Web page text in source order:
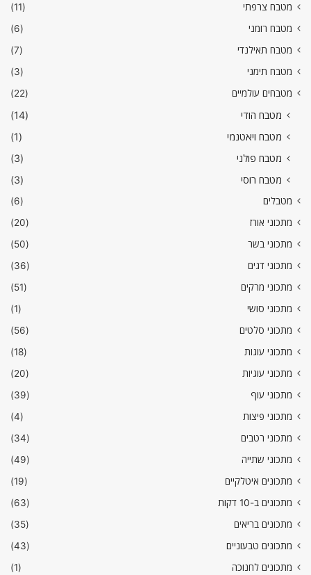
מטבח צרפתי
(11)
מטבח רומני
(6)
מטבח תאילנדי
(7)
מטבח תימני
(3)
מטבחים עולמיים
(22)
מטבח הודי
(14)
מטבח ויאטנמי
(1)
מטבח פולני
(3)
מטבח רוסי
(3)
מטבלים
(6)
מתכוני אורז
(20)
מתכוני בשר
(50)
מתכוני דגים
(36)
מתכוני מרקים
(51)
מתכוני סושי
(1)
מתכוני סלטים
(56)
מתכוני עוגות
(18)
מתכוני עוגיות
(20)
מתכוני עוף
(39)
מתכוני פיצות
(4)
מתכוני רטבים
(34)
מתכוני שתייה
(49)
מתכונים איטלקיים
(19)
מתכונים ב-10 דקות
(63)
מתכונים בריאים
(35)
מתכונים טבעוניים
(43)
מתכונים לחנוכה
(1)